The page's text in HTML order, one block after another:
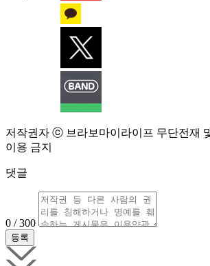
저작권자 ⓒ 브라보마이라이프 무단전재
이용 금지
댓글
0 / 300